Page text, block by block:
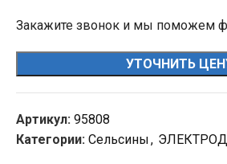
Закажите звонок и мы поможем
УТОЧНИТЬ
Артикул: 95808
Категории: Сельсины,